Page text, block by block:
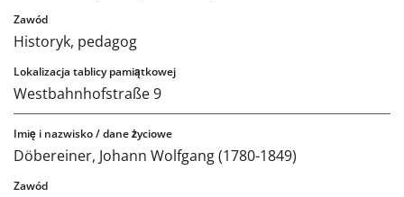
Historyk, pedagog
Westbahnhofstraße 9
Döbereiner, Johann Wolfgang (1780-1849)